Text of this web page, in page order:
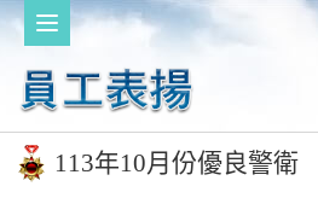
113年10月份優良警衛